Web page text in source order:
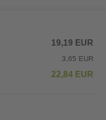
19,19 EUR
3,65 EUR
22,84 EUR